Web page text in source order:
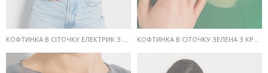
КОФТИНКА В СІТОЧКУ ЕЛЕКТРИК З КРОП-ТОПОМ У КОМПЛЕКТІ КОФТИНКА В СІТОЧКУ ЗЕЛЕНА З КРОП-ТОПОМ У КОМПЛЕКТІ